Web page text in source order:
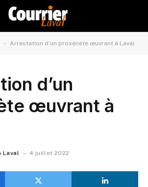
- Arrestation d’un proxénète œuvrant à Laval
d’un
œuvrant à
Laval 4 juillet 2022